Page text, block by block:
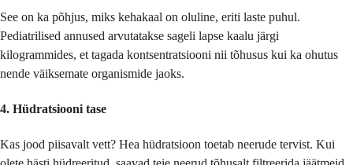
See on ka põhjus, miks kehakaal on oluline, eriti laste puhul.
Pediatrilised annused arvutatakse sageli lapse kaalu järgi
kilogrammides, et tagada kontsentratsiooni nii tõhusus kui ka ohutus
nende väiksemate organismide jaoks.
4. Hüdratsiooni tase
Kas jood piisavalt vett? Hea hüdratsioon toetab neerude tervist. Kui